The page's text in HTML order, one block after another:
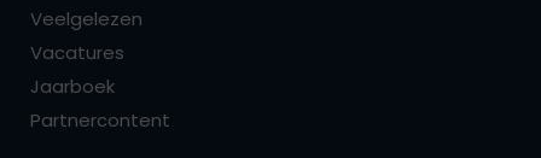
Veelgelezen
Vacatures
Jaarboek
Partnercontent